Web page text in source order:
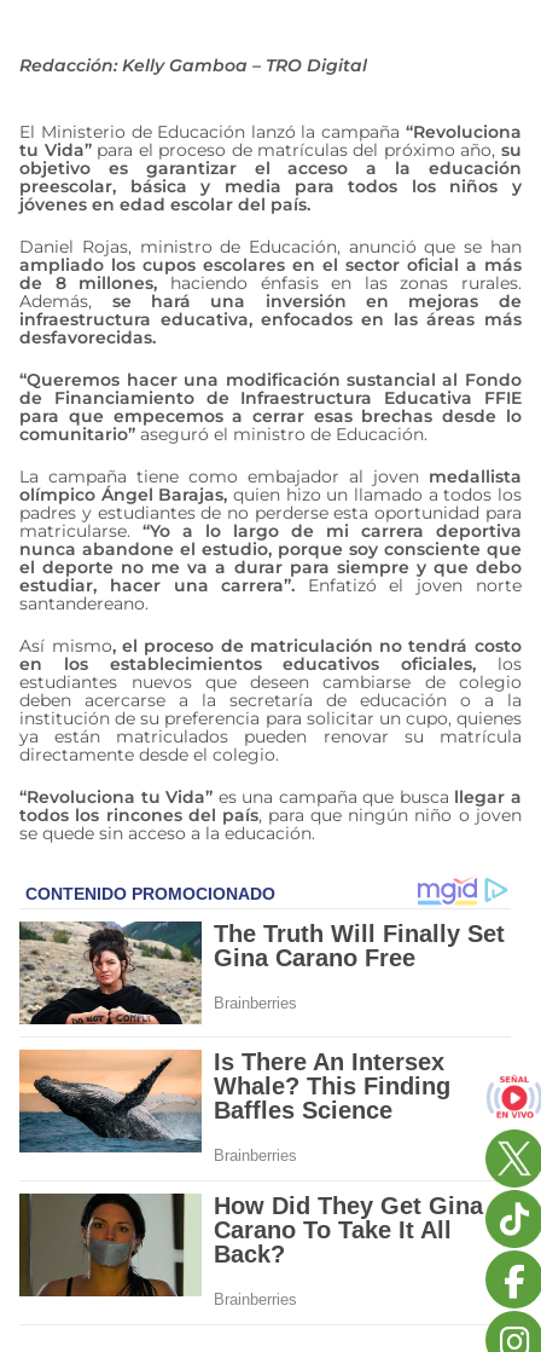
Redacción: Kelly Gamboa – TRO Digital
El Ministerio de Educación lanzó la campaña “Revoluciona
tu Vida”para el proceso de matrículas del próximo año, su
objetivo es garantizar el acceso a la educación
preescolar, básica y media para todos los niños y
jóvenes en edad escolar del país.
Daniel Rojas, ministro de Educación, anunció que se han
ampliado los cupos escolares en el sector oficial a más
de 8 millones, haciendo énfasis en las zonas rurales.
Además, se hará una inversión en mejoras de
infraestructura educativa, enfocados en las áreas más
desfavorecidas.
“Queremos hacer una modificación sustancial al Fondo
de Financiamiento de Infraestructura Educativa FFIE
para que empecemos a cerrar esas brechas desde lo
comunitario” aseguró el ministro de Educación.
La campaña tiene como embajador al joven medallista
olímpico Ángel Barajas,quien hizo un llamado a todos los
padres y estudiantes de no perderse esta oportunidad para
matricularse.“Yo a lo largo de mi carrera deportiva
nunca abandone el estudio, porque soy consciente que
el deporte no me va a durar para siempre y que debo
estudiar, hacer una carrera”. Enfatizó el joven norte
santandereano.
Así mismo, el proceso de matriculación no tendrá costo
en los establecimientos educativos oficiales, los
estudiantes nuevos que deseen cambiarse de colegio
deben acercarse a la secretaría de educación o a la
institución de su preferencia para solicitar un cupo, quienes
ya están matriculados pueden renovar su matrícula
directamente desde el colegio.
“Revoluciona tu Vida” es una campaña que busca llegar a
todos los rincones del país, para que ningún niño o joven
se quede sin acceso a la educación.